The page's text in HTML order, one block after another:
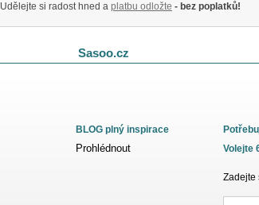
Udělejte si radost hned a platbu odložte - bez poplatků!
Sasoo.cz
BLOG plný inspirace
Prohlédnout
Volejte
Zadejte